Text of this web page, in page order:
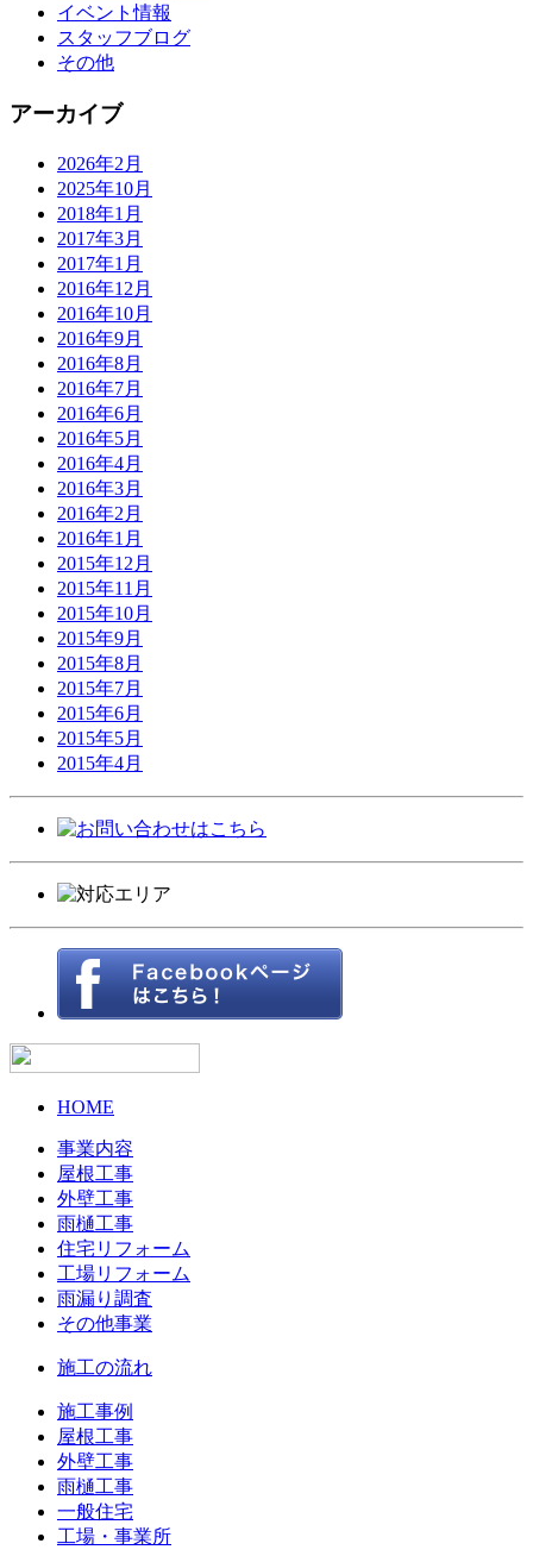
イベント情報
スタッフブログ
その他
アーカイブ
2026年2月
2025年10月
2018年1月
2017年3月
2017年1月
2016年12月
2016年10月
2016年9月
2016年8月
2016年7月
2016年6月
2016年5月
2016年4月
2016年3月
2016年2月
2016年1月
2015年12月
2015年11月
2015年10月
2015年9月
2015年8月
2015年7月
2015年6月
2015年5月
2015年4月
HOME
事業内容
屋根工事
外壁工事
雨樋工事
住宅リフォーム
工場リフォーム
雨漏り調査
その他事業
施工の流れ
施工事例
屋根工事
外壁工事
雨樋工事
一般住宅
工場・事業所